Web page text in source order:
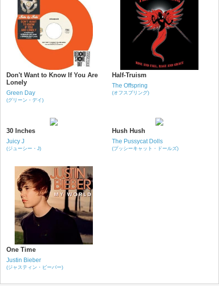
Don't Want to Know If You Are
Lonely
Green Day
(グリーン・デイ)
Half-Truism
The Offspring
(オフスプリング)
30 Inches
Juicy J
(ジューシー・J)
Hush Hush
The Pussycat Dolls
(プッシーキャット・ドールズ)
One Time
Justin Bieber
(ジャスティン・ビーバー)